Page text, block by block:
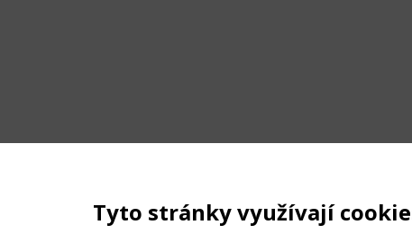
dřevo
Tyto stránky využívají